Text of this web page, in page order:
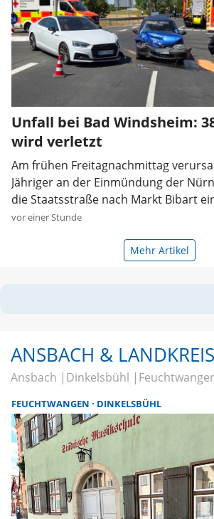
Unfall bei Bad Windsheim:
wird verletzt
Am frühen Freitagnachmittag
Jähriger an der Einmündung der
die Staatsstraße nach Markt Bibart
vor einer Stunde
Mehr Artikel
ANSBACH & LANDKREIS
Ansbach Dinkelsbühl
FEUCHTWANGEN DINKELSBÜHL